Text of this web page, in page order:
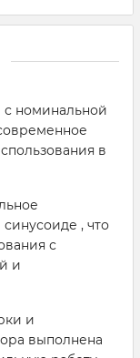
с номинальной
в
, что
с
и
и
выполнена